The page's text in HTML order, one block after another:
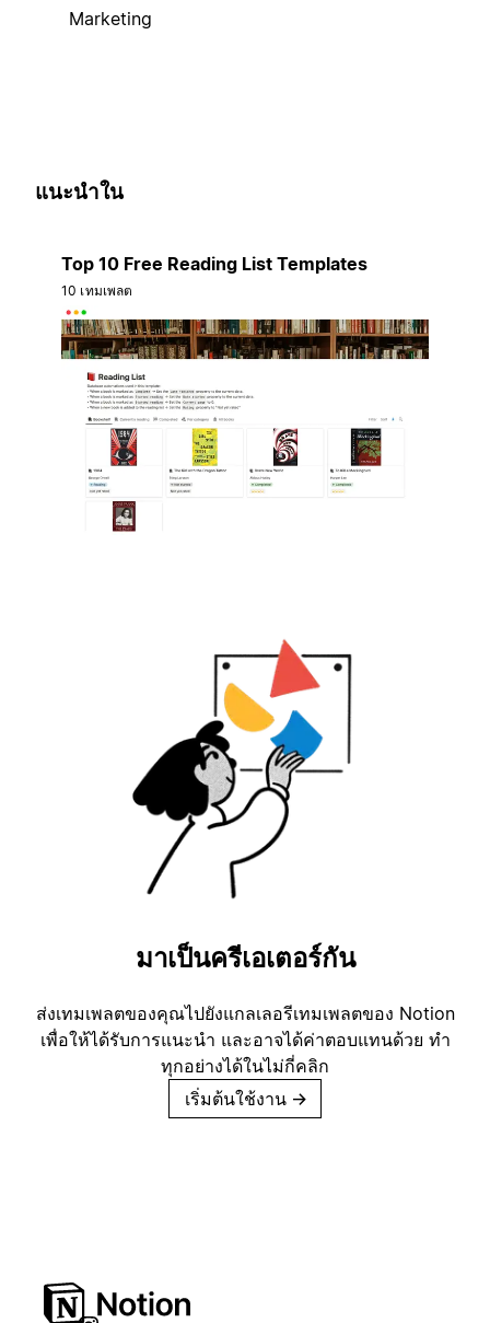
Marketing
แนะนำใน
Top 10 Free Reading List Templates
10 เทมเพลต
มาเป็นครีเอเตอร์กัน
ส่งเทมเพลตของคุณไปยังแกลเลอรีเทมเพลตของ Notion
เพื่อให้ได้รับการแนะนำ และอาจได้ค่าตอบแทนด้วย ทำ
ทุกอย่างได้ในไม่กี่คลิก
เริ่มต้นใช้งาน →